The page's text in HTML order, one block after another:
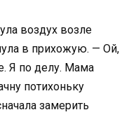
воздух возле
в прихожую. — Ой,
Я по делу. Мама
потихоньку
замерить